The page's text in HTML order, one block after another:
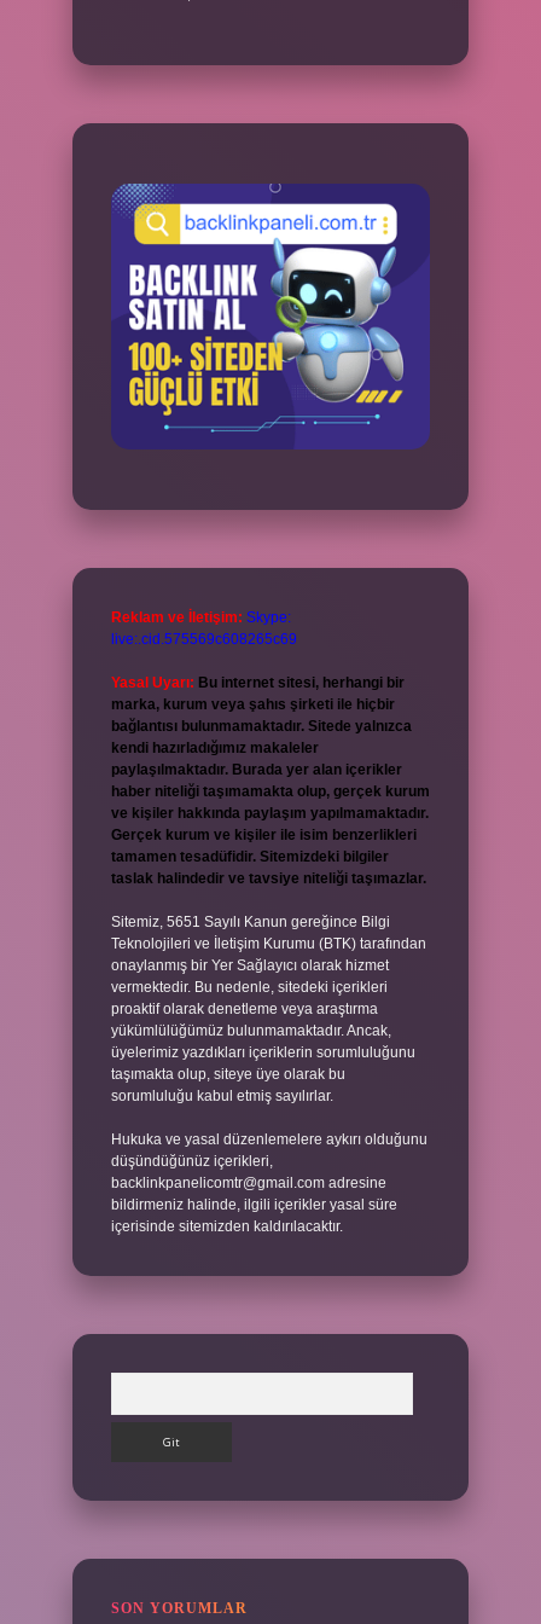
Reklam ve İletişim: Skype:
live:.cid.575569c608265c69
Yasal Uyarı: Bu internet sitesi, herhangi bir
marka, kurum veya şahıs şirketi ile hiçbir
bağlantısı bulunmamaktadır. Sitede yalnızca
kendi hazırladığımız makaleler
paylaşılmaktadır. Burada yer alan içerikler
haber niteliği taşımamakta olup, gerçek kurum
ve kişiler hakkında paylaşım yapılmamaktadır.
Gerçek kurum ve kişiler ile isim benzerlikleri
tamamen tesadüfidir. Sitemizdeki bilgiler
taslak halindedir ve tavsiye niteliği taşımazlar.
Sitemiz, 5651 Sayılı Kanun gereğince Bilgi
Teknolojileri ve İletişim Kurumu (BTK) tarafından
onaylanmış bir Yer Sağlayıcı olarak hizmet
vermektedir. Bu nedenle, sitedeki içerikleri
proaktif olarak denetleme veya araştırma
yükümlülüğümüz bulunmamaktadır. Ancak,
üyelerimiz yazdıkları içeriklerin sorumluluğunu
taşımakta olup, siteye üye olarak bu
sorumluluğu kabul etmiş sayılırlar.
Hukuka ve yasal düzenlemelere aykırı olduğunu
düşündüğünüz içerikleri,
backlinkpanelicomtr@gmail.com adresine
bildirmeniz halinde, ilgili içerikler yasal süre
içerisinde sitemizden kaldırılacaktır.
SON YORUMLAR